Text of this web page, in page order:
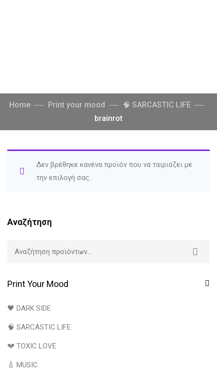
Home Print your mood
🧠 SARCASTIC LIFE
brainrot
Δεν βρέθηκε κανένα προϊόν που να ταιριάζει με
την επιλογή σας.
Αναζήτηση
Print Your Mood
🖤 DARK SIDE
🧠 SARCASTIC LIFE
💔 TOXIC LOVE
🎸 MUSIC